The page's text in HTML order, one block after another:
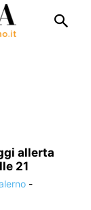
allerta
21
-